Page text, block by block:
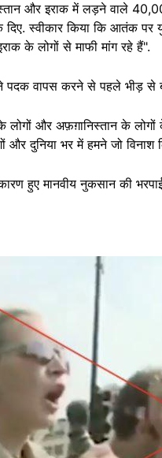
और इराक में लड़ने वाले
स्वीकार किया कि आतंक पर
के लोगों से माफी मांग रहे हैं".
पदक वापस करने से पहले भीड़ से
लोगों और अफ़ग़ानिस्तान के
और दुनिया भर में हमने जो
हुए मानवीय नुकसान की